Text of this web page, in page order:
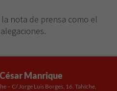
nota de prensa como el
Manrique
– C/ Jorge Luis Borges, 16. Tahíche,